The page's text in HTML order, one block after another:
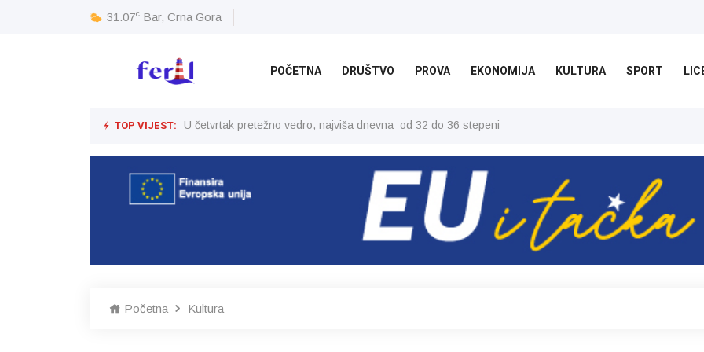
31.07c Bar, Crna Gora
POČETNA DRUŠTVO PROVA EKONOMIJA KULTURA SPORT
TOP VIJEST: U četvrtak pretežno vedro, najviša dnevna od 32 do 36 stepeni
Početna Kultura